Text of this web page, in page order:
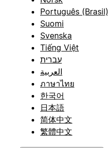
Português (Brasil)
Suomi
Svenska
Tiếng Việt
עברית
العربية
ภาษาไทย
한국어
日本語
简体中文
繁體中文